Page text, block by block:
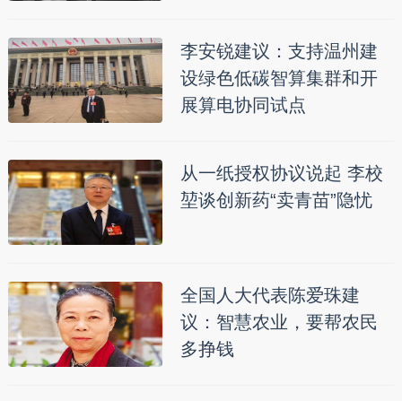
李安锐建议：支持温州建
设绿色低碳智算集群和开
展算电协同试点
从一纸授权协议说起 李校
堃谈创新药“卖青苗”隐忧
全国人大代表陈爱珠建
议：智慧农业，要帮农民
多挣钱